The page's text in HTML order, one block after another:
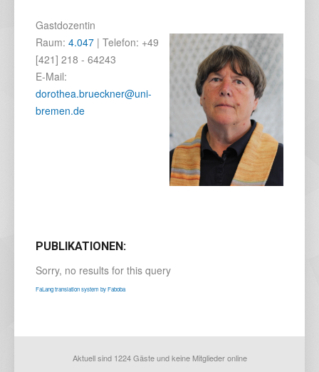
Gastdozentin
Raum: 4.047 | Telefon: +49
[421] 218 - 64243
E-Mail:
dorothea.brueckner@uni-
bremen.de
PUBLIKATIONEN:
Sorry, no results for this query
FaLang translation system by Faboba
Aktuell sind 1224 Gäste und keine Mitglieder online